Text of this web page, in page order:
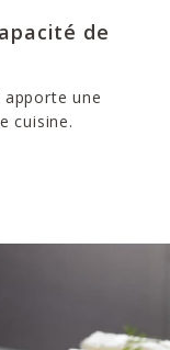
de
une
cuisine.